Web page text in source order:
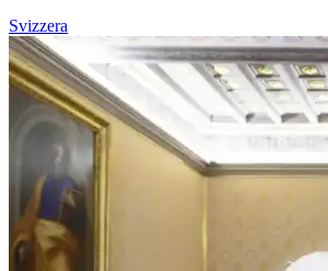
Svizzera